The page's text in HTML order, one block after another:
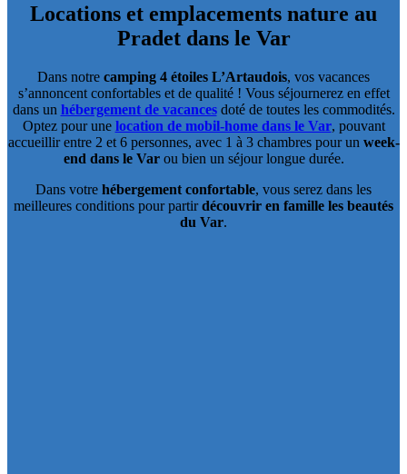
Locations et emplacements nature au
Pradet dans le Var
Dans notre camping 4 étoiles L’Artaudois, vos vacances
s’annoncent confortables et de qualité ! Vous séjournerez en effet
dans un hébergement de vacancesdoté de toutes les commodités.
Optez pour une location de mobil-home dans le Var, pouvant
accueillir entre 2 et 6 personnes, avec 1 à 3 chambres pour un week-
end dans le Varou bien un séjour longue durée.
Dans votre hébergement confortable, vous serez dans les
meilleures conditions pour partirdécouvrir en famille les beautés
du Var.